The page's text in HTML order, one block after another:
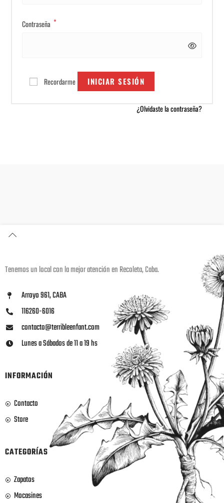
Contraseña *
Recordarme INICIAR SESIÓN
¿Olvidaste la contraseña?
Tenemos un local con la mejor atención en Recoleta, Caba.
Arroyo 961, CABA
116260-6016
contacto@terribleenfant.com
Lunes a Sábados de 11 a 19 hs
INFORMACIÓN
Contacto
Store
CATEGORÍAS
Zapatos
Mocasines